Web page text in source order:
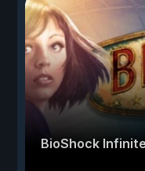
BioShock Infinite